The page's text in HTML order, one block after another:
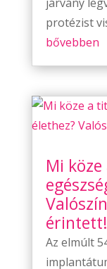
járvány
protézist
bővebben
Mi
érintett!
Az elmúlt